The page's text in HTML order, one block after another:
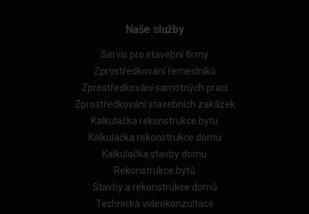
Naše služby
Servis pro stavební firmy
Zprostředkování řemeslníků
Zprostředkování samotných prací
Zprostředkování stavebních zakázek
Kalkulačka rekonstrukce bytu
Kalkulačka rekonstrukce domu
Kalkulačka stavby domu
Rekonstrukce bytů
Stavby a rekonstrukce domů
Technická videokonzultace